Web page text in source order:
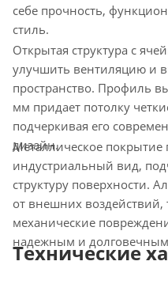
себе прочность,
стиль.
Открытая структура с
улучшить вентиляцию и
пространство. Профиль
мм придает потолку
подчеркивая его
дизайн.
Металлическое покрытие
индустриальный вид,
структуру поверхности.
от внешних воздействий,
механические
надежным и долговечным
Технические